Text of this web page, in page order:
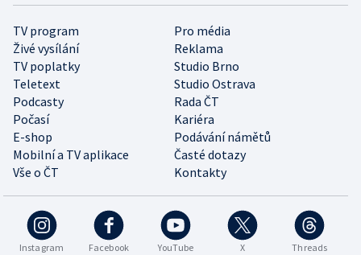
TV program
Pro média
Živé vysílání
Reklama
TV poplatky
Studio Brno
Teletext
Studio Ostrava
Podcasty
Rada ČT
Počasí
Kariéra
E-shop
Podávání námětů
Mobilní a TV aplikace
Časté dotazy
Vše o ČT
Kontakty
Instagram Facebook YouTube X Threads